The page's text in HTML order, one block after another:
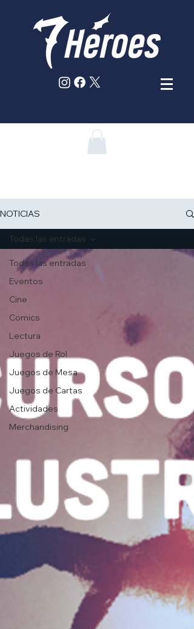
NOTICIAS
Todas las entradas
Eventos
Cine
Comics
Lectura
Juegos de Rol
Juegos de Mesa
Juegos de Cartas
Actividades
Merchandising
Todas las entradas